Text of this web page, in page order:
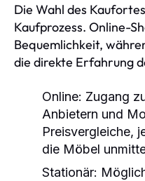
Die Wahl des
Kaufprozess. Online-
Bequemlichkeit,
die direkte Erfahrung
Online: Zugang
Anbietern und
Preisvergleiche,
die Möbel
Stationär: